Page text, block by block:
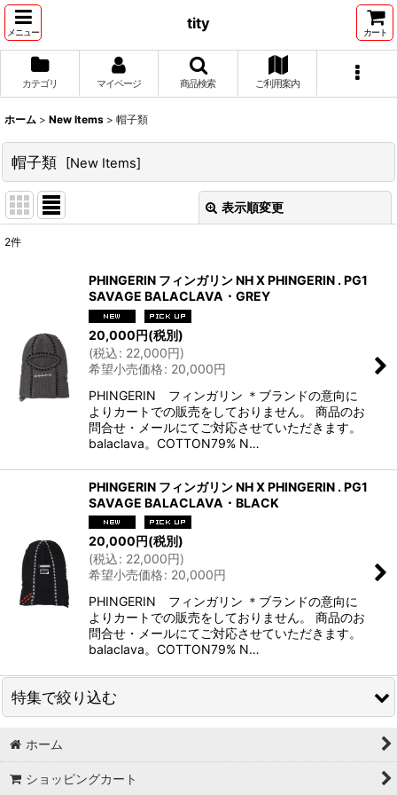
メニュー
tity
カート
カテゴリ マイページ 商品検索 ご利用案内
ホーム > New Items > 帽子類
帽子類 [New Items]
表示順変更
絞り込む
2件
PHINGERIN フィンガリン NH X PHINGERIN . PG1
SAVAGE BALACLAVA・GREY
20,000円(税別)
(税込: 22,000円)
希望小売価格: 20,000円
PHINGERIN フィンガリン ＊ブランドの意向に
よりカートでの販売をしておりません。 商品のお
問合せ・メールにてご対応させていただきます。
balaclava。COTTON79% N…
PHINGERIN フィンガリン NH X PHINGERIN . PG1
SAVAGE BALACLAVA・BLACK
20,000円(税別)
(税込: 22,000円)
希望小売価格: 20,000円
PHINGERIN フィンガリン ＊ブランドの意向に
よりカートでの販売をしておりません。 商品のお
問合せ・メールにてご対応させていただきます。
balaclava。COTTON79% N…
特集で絞り込む
Tシャツ
シャツ
ホーム
ショッピングカート